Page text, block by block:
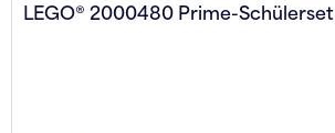
LEGO® 2000480 Prime-Schülerset